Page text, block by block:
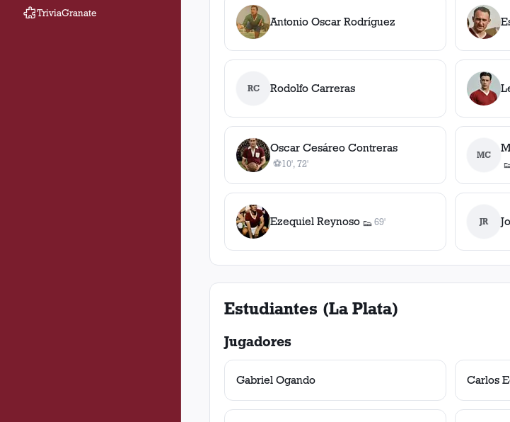
TriviaGranate
Antonio Oscar Rodríguez
RC Rodolfo Carreras
Oscar Cesáreo Contreras
⚽
2gol es, 10', 72'
10', 72'
MC
2
Ezequiel Reynoso 👟
1asistencia
69' JR
Estudiantes (La Plata)
Jugadores
Gabriel Ogando Carlos